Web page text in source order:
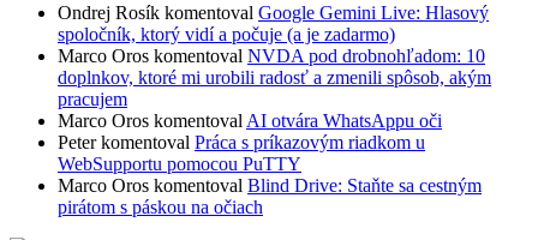
Ondrej Rosík komentoval Google Gemini Live: Hlasový
spoločník, ktorý vidí a počuje (a je zadarmo)
Marco Oros komentoval NVDA pod drobnohľadom: 10
doplnkov, ktoré mi urobili radosť a zmenili spôsob, akým
pracujem
Marco Oros komentoval AI otvára WhatsAppu oči
Peterkomentoval Práca s príkazovým riadkom u
WebSupportu pomocou PuTTY
Marco Oros komentoval Blind Drive: Staňte sa cestným
pirátom s páskou na očiach